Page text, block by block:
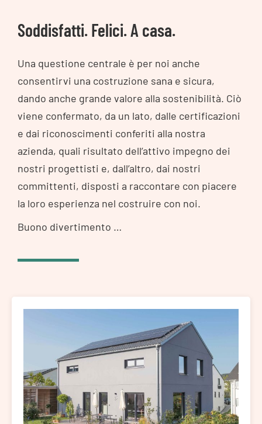
Soddisfatti. Felici. A casa.
Una questione centrale è per noi anche
consentirvi una costruzione sana e sicura,
dando anche grande valore alla sostenibilità. Ciò
viene confermato, da un lato, dalle certificazioni
e dai riconoscimenti conferiti alla nostra
azienda, quali risultato dell’attivo impegno dei
nostri progettisti e, dall’altro, dai nostri
committenti, disposti a raccontare con piacere
la loro esperienza nel costruire con noi.
Buono divertimento …